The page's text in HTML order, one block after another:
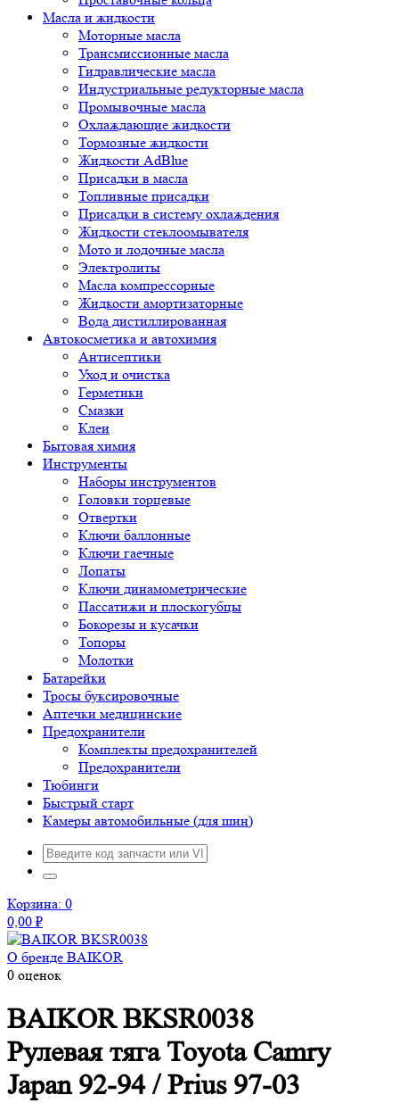
Масла и жидкости
Моторные масла
Трансмиссионные масла
Гидравлические масла
Индустриальные редукторные масла
Промывочные масла
Охлаждающие жидкости
Тормозные жидкости
Жидкости AdBlue
Присадки в масла
Топливные присадки
Присадки в систему охлаждения
Жидкости стеклоомывателя
Мото и лодочные масла
Электролиты
Масла компрессорные
Жидкости амортизаторные
Вода дистиллированная
Автокосметика и автохимия
Антисептики
Уход и очистка
Герметики
Смазки
Клеи
Бытовая химия
Инструменты
Наборы инструментов
Головки торцевые
Отвертки
Ключи баллонные
Ключи гаечные
Лопаты
Ключи динамометрические
Пассатижи и плоскогубцы
Бокорезы и кусачки
Топоры
Молотки
Батарейки
Тросы буксировочные
Аптечки медицинские
Предохранители
Комплекты предохранителей
Предохранители
Тюбинги
Быстрый старт
Камеры автомобильные (для шин)
Корзина: 0
0,00 ₽
О бренде BAIKOR
0 оценок
BAIKORBKSR0038
Рулевая тяга Toyota Camry
Japan 92-94 / Prius 97-03